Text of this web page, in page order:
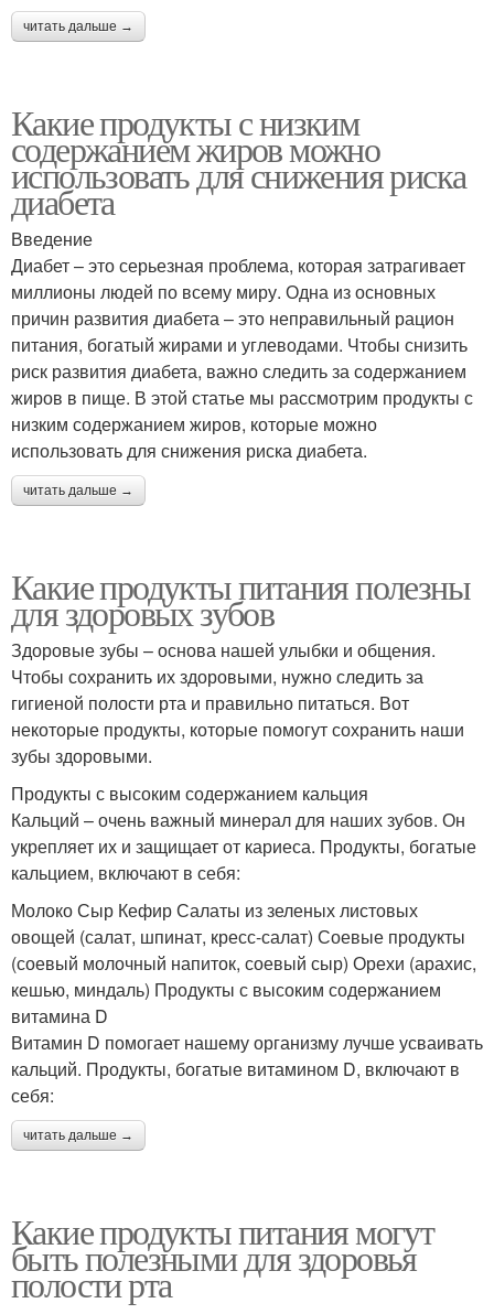
читать дальше →
Какие продукты с низким
содержанием жиров можно
использовать для снижения риска
диабета
Введение
Диабет – это серьезная проблема, которая затрагивает
миллионы людей по всему миру. Одна из основных
причин развития диабета – это неправильный рацион
питания, богатый жирами и углеводами. Чтобы снизить
риск развития диабета, важно следить за содержанием
жиров в пище. В этой статье мы рассмотрим продукты с
низким содержанием жиров, которые можно
использовать для снижения риска диабета.
читать дальше →
Какие продукты питания полезны
для здоровых зубов
Здоровые зубы – основа нашей улыбки и общения.
Чтобы сохранить их здоровыми, нужно следить за
гигиеной полости рта и правильно питаться. Вот
некоторые продукты, которые помогут сохранить наши
зубы здоровыми.
Продукты с высоким содержанием кальция
Кальций – очень важный минерал для наших зубов. Он
укрепляет их и защищает от кариеса. Продукты, богатые
кальцием, включают в себя:
Молоко Сыр Кефир Салаты из зеленых листовых
овощей (салат, шпинат, кресс-салат) Соевые продукты
(соевый молочный напиток, соевый сыр) Орехи (арахис,
кешью, миндаль) Продукты с высоким содержанием
витамина D
Витамин D помогает нашему организму лучше усваивать
кальций. Продукты, богатые витамином D, включают в
себя:
читать дальше →
Какие продукты питания могут
быть полезными для здоровья
полости рта